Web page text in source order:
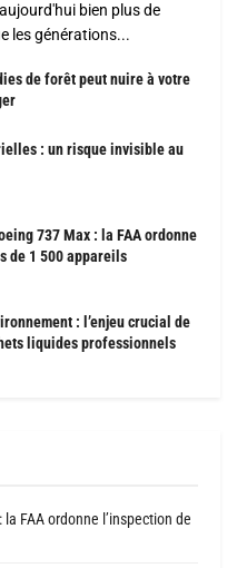
bien plus de
les générations...
de forêt peut nuire à votre
: un risque invisible au
737 Max : la FAA ordonne
de 1 500 appareils
: l’enjeu crucial de
liquides professionnels
FAA ordonne l’inspection de